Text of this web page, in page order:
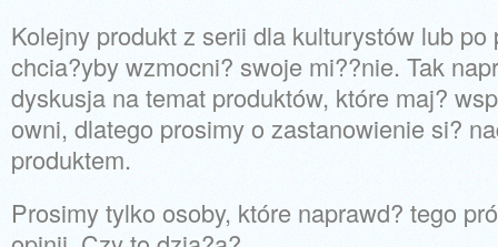
Kolejny produkt z serii dla kulturystów lub po
chcia?yby wzmocni? swoje mi??nie. Tak
dyskusja na temat produktów, które maj?
owni, dlatego prosimy o zastanowienie si?
produktem.
Prosimy tylko osoby, które naprawd? tego